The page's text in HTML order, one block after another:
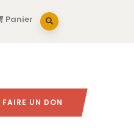
Panier
FAIRE UN DON